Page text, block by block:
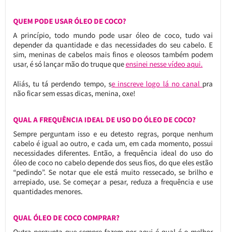
QUEM PODE USAR ÓLEO DE COCO?
A princípio, todo mundo pode usar óleo de coco, tudo vai
depender da quantidade e das necessidades do seu cabelo. E
sim, meninas de cabelos mais finos e oleosos também podem
usar, é só lançar mão do truque queensinei nesse vídeo aqui.
Aliás, tu tá perdendo tempo, se inscreve logo lá no canal pra
não ficar sem essas dicas, menina, oxe!
QUAL A FREQUÊNCIA IDEAL DE USO DO ÓLEO DE COCO?
Sempre perguntam isso e eu detesto regras, porque nenhum
cabelo é igual ao outro, e cada um, em cada momento, possui
necessidades diferentes. Então, a frequência ideal do uso do
óleo de coco no cabelo depende dos seus fios, do que eles estão
“pedindo”. Se notar que ele está muito ressecado, se brilho e
arrepiado, use. Se começar a pesar, reduza a frequência e use
quantidades menores.
QUAL ÓLEO DE COCO COMPRAR?